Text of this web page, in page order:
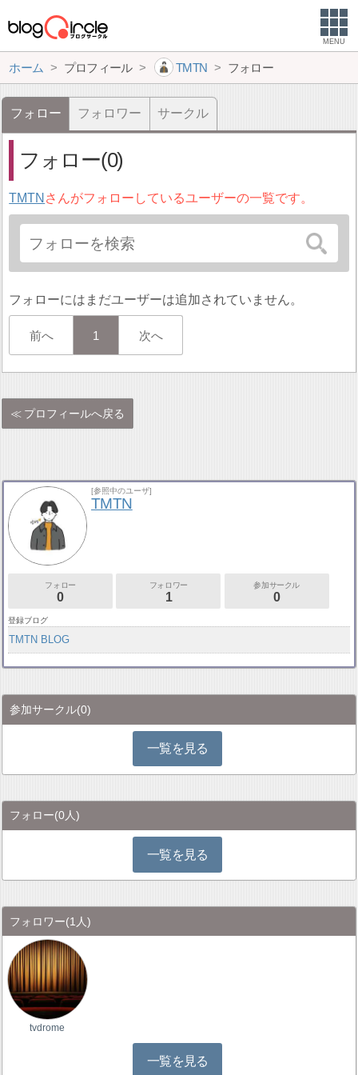
MENU
ホーム プロフィール TMTN フォロー
フォロー フォロワー サークル
フォロー(0)
TMTN さんがフォローしているユーザーの一覧です。
フォローにはまだユーザーは追加されていません。
前へ 1 次へ
プロフィールへ戻る
[参照中のユーザ]
TMTN
フォロー
0
フォロワー
1
参加サークル
0
登録ブログ
TMTN BLOG
参加サークル(0)
一覧を見る
フォロー(0人)
一覧を見る
フォロワー(1人)
tvdrome
一覧を見る